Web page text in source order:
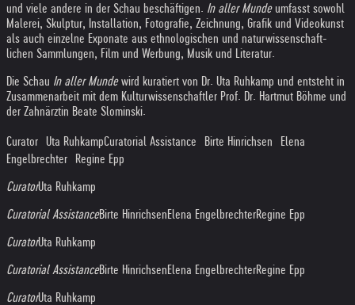
und viele andere in der Schau beschäftigen. In aller Mundeumfasst sowohl
Malerei, Skulptur, Installation, Fotografie, Zeichnung, Grafik und Videokunst
als auch einzelne Exponate aus ethnologischen und naturwissen­schaft­
lichen Sammlungen, Film und Werbung, Musik und Literatur.
Die Schau In aller Mundewird kuratiert von Dr. Uta Ruhkamp und entsteht in
Zusammenarbeit mit dem Kulturwissenschaftler Prof. Dr. Hartmut Böhme und
der Zahnärztin Beate Slominski.
Curator Uta RuhkampCuratorial Assistance Birte Hinrichsen Elena
Engelbrechter Regine Epp
CuratorUta Ruhkamp
Curatorial AssistanceBirte HinrichsenElena EngelbrechterRegine Epp
CuratorUta Ruhkamp
Curatorial AssistanceBirte HinrichsenElena EngelbrechterRegine Epp
CuratorUta Ruhkamp